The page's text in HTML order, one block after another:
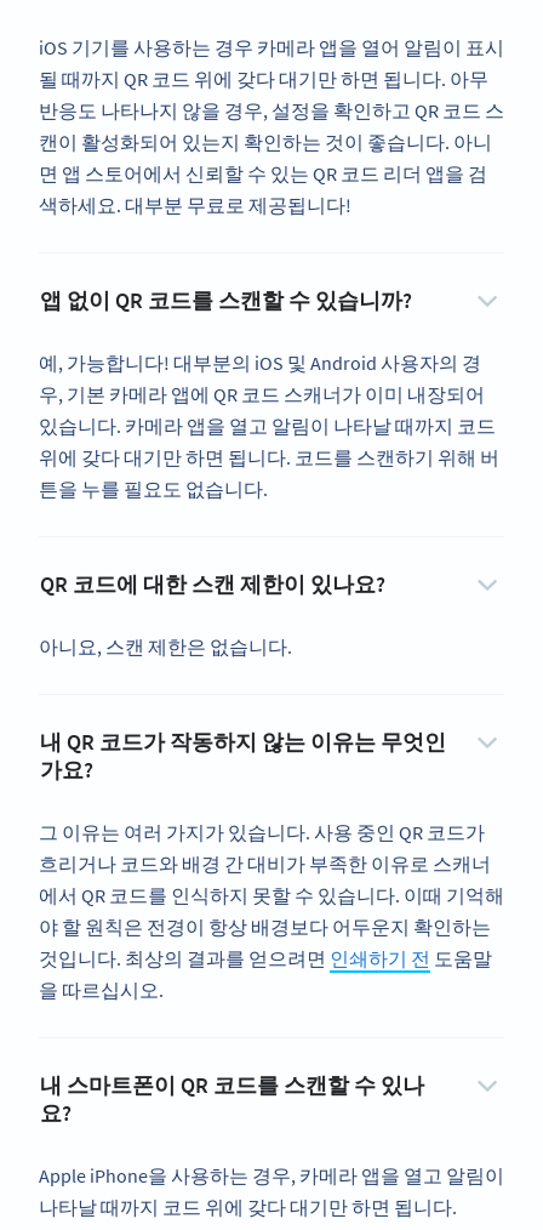
iOS 기기를 사용하는 경우 카메라 앱을 열어 알림이 표시
될 때까지 QR 코드 위에 갖다 대기만 하면 됩니다. 아무
반응도 나타나지 않을 경우, 설정을 확인하고 QR 코드 스
캔이 활성화되어 있는지 확인하는 것이 좋습니다. 아니
면 앱 스토어에서 신뢰할 수 있는 QR 코드 리더 앱을 검
색하세요. 대부분 무료로 제공됩니다!
앱 없이 QR 코드를 스캔할 수 있습니까?
예, 가능합니다! 대부분의 iOS 및 Android 사용자의 경
우, 기본 카메라 앱에 QR 코드 스캐너가 이미 내장되어
있습니다. 카메라 앱을 열고 알림이 나타날 때까지 코드
위에 갖다 대기만 하면 됩니다. 코드를 스캔하기 위해 버
튼을 누를 필요도 없습니다.
QR 코드에 대한 스캔 제한이 있나요?
아니요, 스캔 제한은 없습니다.
내 QR 코드가 작동하지 않는 이유는 무엇인
가요?
그 이유는 여러 가지가 있습니다. 사용 중인 QR 코드가
흐리거나 코드와 배경 간 대비가 부족한 이유로 스캐너
에서 QR 코드를 인식하지 못할 수 있습니다. 이때 기억해
야 할 원칙은 전경이 항상 배경보다 어두운지 확인하는
것입니다. 최상의 결과를 얻으려면 인쇄하기 전 도움말
을 따르십시오.
내 스마트폰이 QR 코드를 스캔할 수 있나
요?
Apple iPhone을 사용하는 경우, 카메라 앱을 열고 알림이
나타날 때까지 코드 위에 갖다 대기만 하면 됩니다.